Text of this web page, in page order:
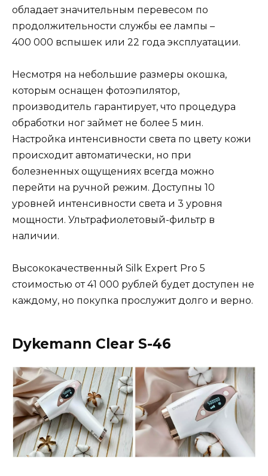
обладает значительным перевесом по
продолжительности службы ее лампы –
400 000 вспышек или 22 года эксплуатации.
Несмотря на небольшие размеры окошка,
которым оснащен фотоэпилятор,
производитель гарантирует, что процедура
обработки ног займет не более 5 мин.
Настройка интенсивности света по цвету кожи
происходит автоматически, но при
болезненных ощущениях всегда можно
перейти на ручной режим. Доступны 10
уровней интенсивности света и 3 уровня
мощности. Ультрафиолетовый-фильтр в
наличии.
Высококачественный Silk Expert Pro 5
стоимостью от 41 000 рублей будет доступен не
каждому, но покупка прослужит долго и верно.
Dykemann Clear S-46